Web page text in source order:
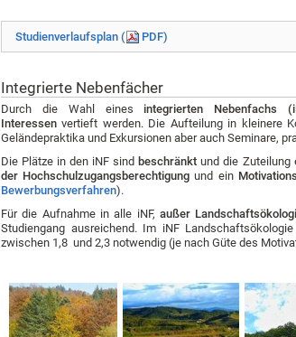
Studienverlaufsplan ( PDF)
Integrierte Nebenfächer
Durch die Wahl eines integrierten Nebenfachs
Interessen vertieft werden. Die Aufteilung in kleinere
Geländepraktika und Exkursionen aber auch Seminare,
Die Plätze in den iNF sindbeschränkt und die Zuteilung
der Hochschulzugangsberechtigung und ein
Bewerbungsverfahren).
Für die Aufnahme in alle iNF, außer
Studiengang ausreichend. Im iNF
zwischen 1,8 und 2,3 notwendig (je nach Güte des